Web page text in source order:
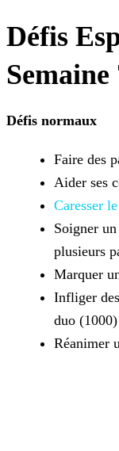
Défis
Semaine
Défis normaux
Faire des
Aider ses
Caresser
Soigner
plusieurs
Marquer
Infliger
duo (1000)
Réanimer